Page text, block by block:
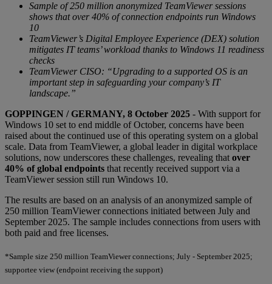
Sample of 250 million anonymized TeamViewer sessions
shows that over 40% of connection endpoints run Windows
10
TeamViewer’s Digital Employee Experience (DEX) solution
mitigates IT teams’ workload thanks to Windows 11 readiness
checks
TeamViewer CISO: “Upgrading to a supported OS is an
important step in safeguarding your company’s IT
landscape.”
GOPPINGEN / GERMANY, 8 October 2025 - With support for
Windows 10 set to end middle of October, concerns have been
raised about the continued use of this operating system on a global
scale. Data from TeamViewer, a global leader in digital workplace
solutions, now underscores these challenges, revealing that over
40% of global endpoints that recently received support via a
TeamViewer session still run Windows 10.
The results are based on an analysis of an anonymized sample of
250 million TeamViewer connections initiated between July and
September 2025. The sample includes connections from users with
both paid and free licenses.
*Sample size 250 million TeamViewer connections; July - September 2025;
supportee view (endpoint receiving the support)